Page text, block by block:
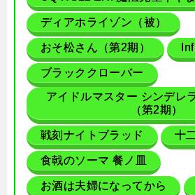
ディアホライゾン（被）
おそ松さん（第2期）
ブラッククローバー
アイドルマスター シンデレ
（第2期）
戦刻ナイトブラッド 十
食戟のソーマ 餐ノ皿
お酒は夫婦になってから